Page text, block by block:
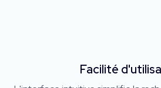
Facilité